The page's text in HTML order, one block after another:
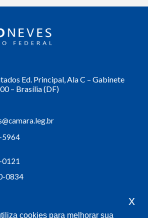
Ed. Principal, Ala C – Gabinete
– Brasília (DF)
5964
0121
0834
cookies para melhorar sua
x